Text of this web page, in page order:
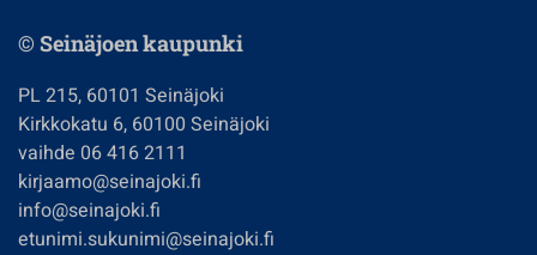
© Seinäjoen kaupunki
PL 215, 60101 Seinäjoki
Kirkkokatu 6, 60100 Seinäjoki
vaihde 06 416 2111
kirjaamo@seinajoki.fi
info@seinajoki.fi
etunimi.sukunimi@seinajoki.fi